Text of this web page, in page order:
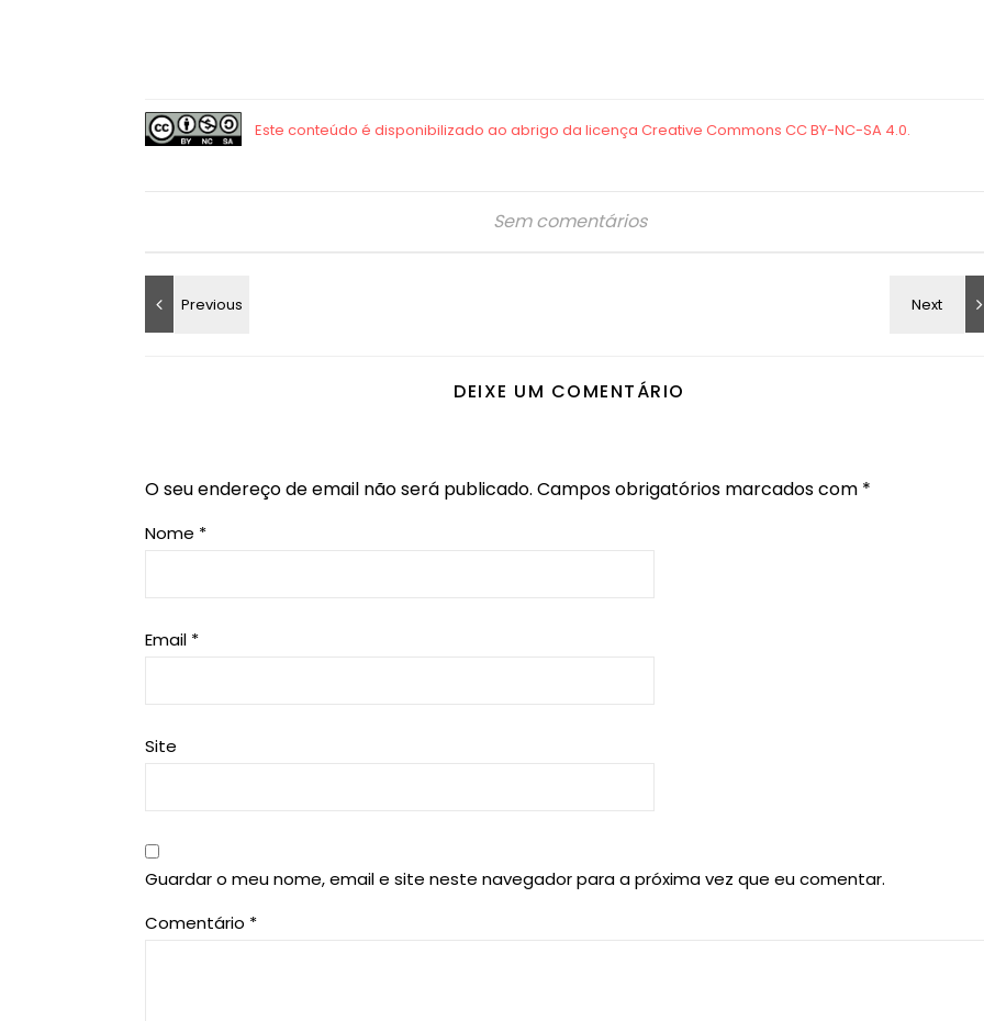
Sem comentários
DEIXE UM COMENTÁRIO
O seu endereço de email não será publicado. Campos obrigatórios marcados com *
Nome *
Email *
Site
Guardar o meu nome, email e site neste navegador para a próxima vez que eu comentar.
Comentário *